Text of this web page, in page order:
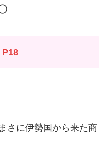
P18
さに伊勢国から来た商